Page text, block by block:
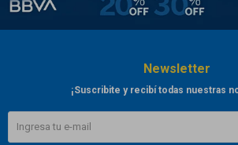
Newsletter
¡Suscribite y recibí todas nuestras